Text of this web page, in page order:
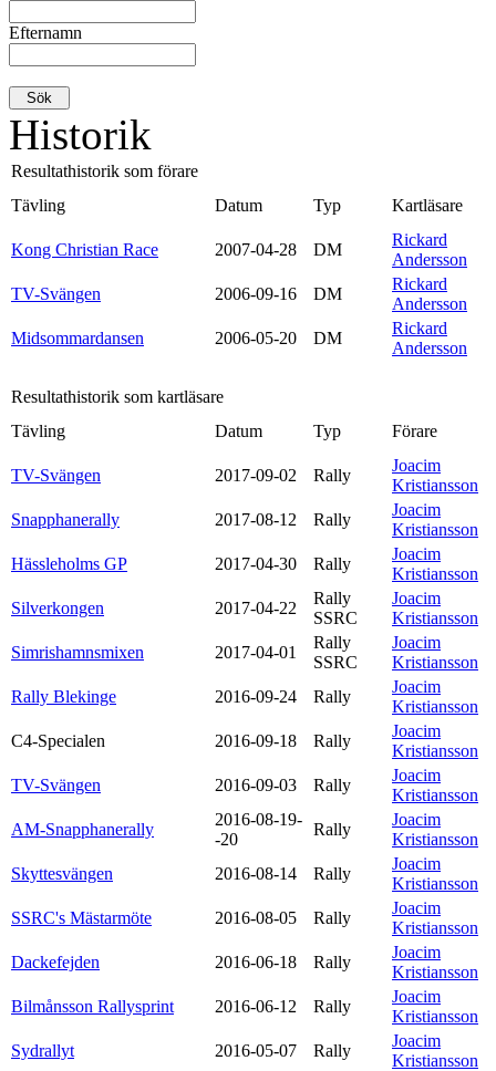
Efternamn
Historik
Resultathistorik som förare
Tävling
Datum Typ Kartläsare
Kong Christian Race 2007-04-28 DM
Rickard
Andersson
TV-Svängen
2006-09-16 DM
Rickard
Andersson
Midsommardansen
2006-05-20 DM
Rickard
Andersson
Resultathistorik som kartläsare
Tävling
Datum Typ Förare
TV-Svängen 2017-09-02 Rally
Joacim
Kristiansson
Snapphanerally
2017-08-12 Rally
Joacim
Kristiansson
Hässleholms GP
2017-04-30 Rally
Joacim
Kristiansson
Silverkongen
2017-04-22
Rally
SSRC
Joacim
Kristiansson
Simrishamnsmixen
2017-04-01
Rally
SSRC
Joacim
Kristiansson
Rally Blekinge
2016-09-24 Rally
Joacim
Kristiansson
C4-Specialen
2016-09-18 Rally
Joacim
Kristiansson
TV-Svängen
2016-09-03 Rally
Joacim
Kristiansson
AM-Snapphanerally
2016-08-19-
-20
Rally
Joacim
Kristiansson
Skyttesvängen
2016-08-14 Rally
Joacim
Kristiansson
SSRC's Mästarmöte
2016-08-05 Rally
Joacim
Kristiansson
Dackefejden
2016-06-18 Rally
Joacim
Kristiansson
Bilmånsson Rallysprint
2016-06-12 Rally
Joacim
Kristiansson
Sydrallyt
2016-05-07 Rally
Joacim
Kristiansson